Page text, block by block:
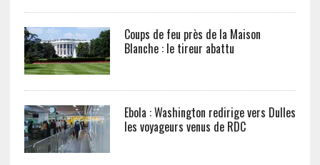
Coups de feu près de la Maison
Blanche : le tireur abattu
Ebola : Washington redirige vers Dulles
les voyageurs venus de RDC